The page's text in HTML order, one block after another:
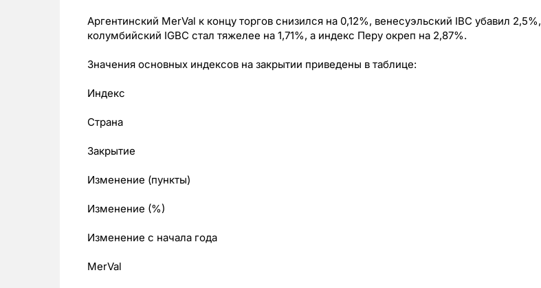
Аргентинский MerVal к концу торгов снизился на 0,12%, венесуэльский IBC убавил 2,5%,
колумбийский IGBC стал тяжелее на 1,71%, а индекс Перу окреп на 2,87%.
Значения основных индексов на закрытии приведены в таблице:
Индекс
Страна
Закрытие
Изменение (пункты)
Изменение (%)
Изменение с начала года
MerVal